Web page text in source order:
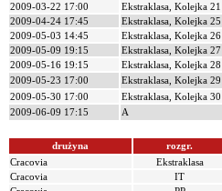
2009-03-22 17:00
Ekstraklasa, Kolejka 21
2009-04-24 17:45
Ekstraklasa, Kolejka 25
2009-05-03 14:45
Ekstraklasa, Kolejka 26
2009-05-09 19:15
Ekstraklasa, Kolejka 27
2009-05-16 19:15
Ekstraklasa, Kolejka 28
2009-05-23 17:00
Ekstraklasa, Kolejka 29
2009-05-30 17:00
Ekstraklasa, Kolejka 30
2009-06-09 17:15
A
drużyna rozgr.
Cracovia
Ekstraklasa
Cracovia
IT